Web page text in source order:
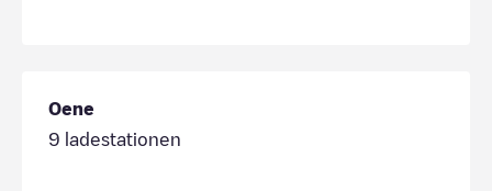
Oene
9 ladestationen